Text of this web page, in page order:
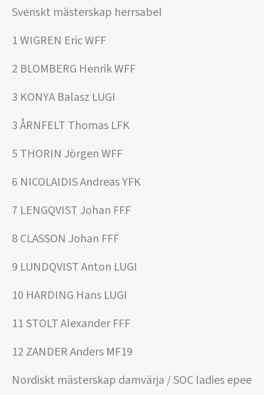
Svenskt mästerskap herrsabel
1 WIGREN Eric WFF
2 BLOMBERG Henrik WFF
3 KONYA Balasz LUGI
3 ÅRNFELT Thomas LFK
5 THORIN Jörgen WFF
6 NICOLAIDIS Andreas YFK
7 LENGQVIST Johan FFF
8 CLASSON Johan FFF
9 LUNDQVIST Anton LUGI
10 HARDING Hans LUGI
11 STOLT Alexander FFF
12 ZANDER Anders MF19
Nordiskt mästerskap damvärja / SOC ladies epee